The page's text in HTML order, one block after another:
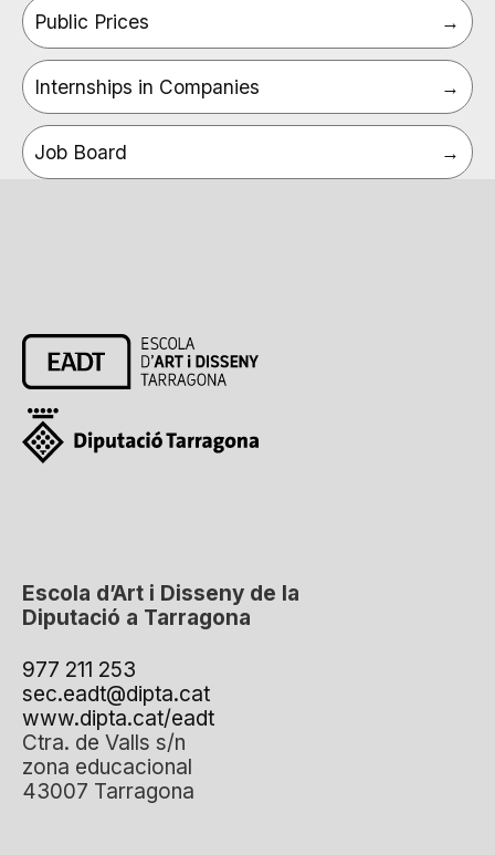
Public Prices
Internships in Companies
Job Board
Escola d’Art i Disseny de la
Diputació a Tarragona
977 211 253
sec.eadt@dipta.cat
www.dipta.cat/eadt
Ctra. de Valls s/n
zona educacional
43007 Tarragona